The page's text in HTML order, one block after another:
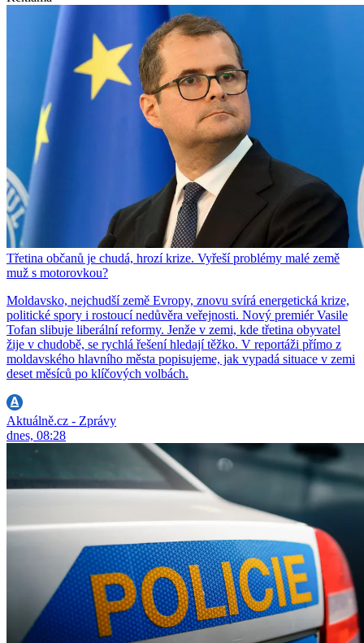
Třetina občanů je chudá, hrozí krize. Vyřeší problémy malé země
muž s motorovkou?
Moldavsko, nejchudší země Evropy, znovu svírá energetická krize,
politické spory i rostoucí nedůvěra veřejnosti. Nový premiér Vasile
Tofan slibuje liberální reformy. Jenže v zemi, kde třetina obyvatel
žije v chudobě, se rychlá řešení hledají těžko. V reportáži přímo z
moldavského hlavního města popisujeme, jak vypadá situace v zemi
deset měsíců po klíčových volbách.
Aktuálně.cz - Zprávy
dnes, 08:28